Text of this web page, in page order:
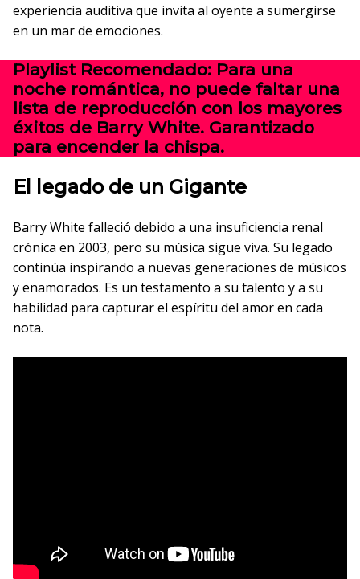
experiencia auditiva que invita al oyente a sumergirse
en un mar de emociones.
Playlist Recomendado: Para una
noche romántica, no puede faltar una
lista de reproducción con los mayores
éxitos de Barry White. Garantizado
para encender la chispa.
El legado de un Gigante
Barry White falleció debido a una insuficiencia renal
crónica en 2003, pero su música sigue viva. Su legado
continúa inspirando a nuevas generaciones de músicos
y enamorados. Es un testamento a su talento y a su
habilidad para capturar el espíritu del amor en cada
nota.